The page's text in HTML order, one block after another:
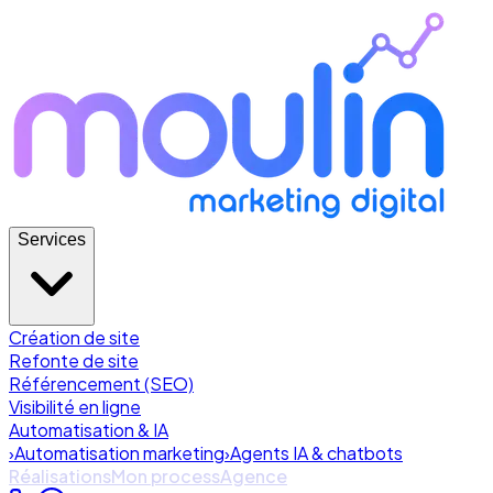
Services
Création de site
Refonte de site
Référencement (SEO)
Visibilité en ligne
Automatisation & IA
›Automatisation marketing›Agents IA & chatbots
RéalisationsMon processAgence